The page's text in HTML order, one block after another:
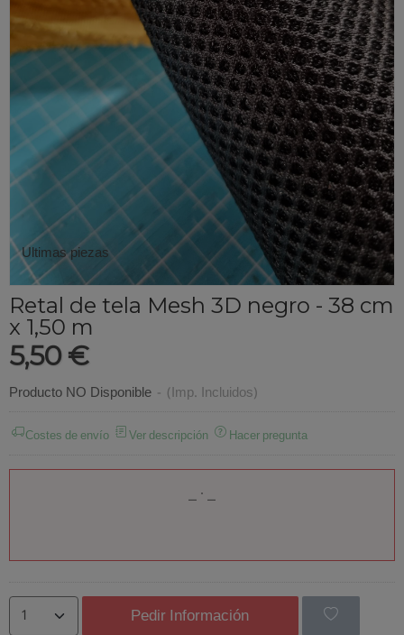
Ultimas piezas
Retal de tela Mesh 3D negro - 38 cm
x 1,50 m
5,50 €
Producto NO Disponible - (Imp. Incluidos)
Costes de envío Ver descripción Hacer pregunta
Pedir Información